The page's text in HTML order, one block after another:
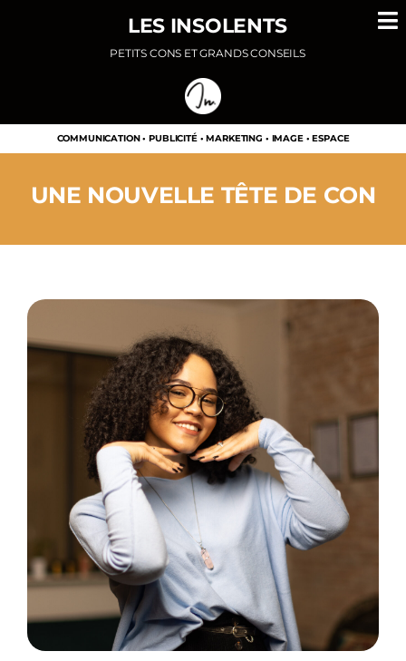
LES INSOLENTS
PETITS CONS ET GRANDS CONSEILS
COMMUNICATION • PUBLICITÉ • MARKETING • IMAGE • ESPACE
UNE NOUVELLE TÊTE DE CON